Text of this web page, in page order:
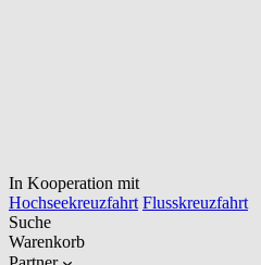
In Kooperation mit
Hochseekreuzfahrt Flusskreuzfahrt
Suche
Warenkorb